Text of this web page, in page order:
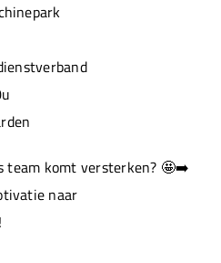
team komt versterken? 🤩➡️
naar